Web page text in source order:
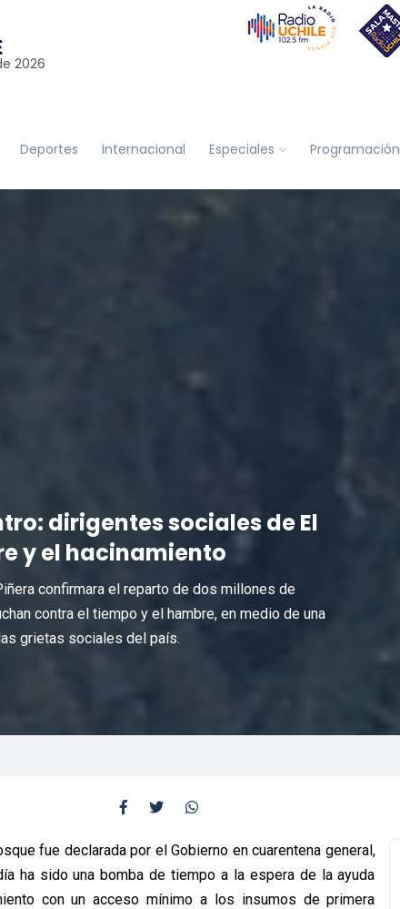
2026
Deportes Internacional Especiales Programación
dirigentes sociales de El
y el hacinamiento
confirmara el reparto de dos millones de
contra el tiempo y el hambre, en medio de una
grietas sociales del país.
fue declarada por el Gobierno en cuarentena general,
ha sido una bomba de tiempo a la espera de la ayuda
con un acceso mínimo a los insumos de primera